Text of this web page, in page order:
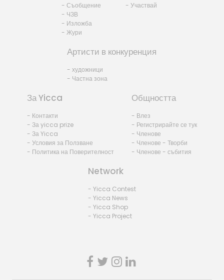
- Съобщение
- ЧЗВ
- Изложба
- Жури
- Участвай
Артисти в конкуренция
- художници
- Частна зона
За Yicca
- Контакти
- За yicca prize
- За Yicca
- Условия за Ползване
- Политика на Поверителност
Общността
- Влез
- Регистрирайте се тук
- Членове
- Членове - Творби
- Членове - събития
Network
- Yicca Contest
- Yicca News
- Yicca Shop
- Yicca Project